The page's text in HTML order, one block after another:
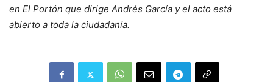
en El Portón que dirige Andrés García y el acto está
abierto a toda la ciudadanía.